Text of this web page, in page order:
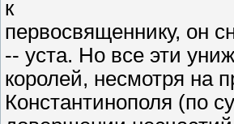
к
первосвященнику, он
-- уста. Но все эти
королей, несмотря на
Константинополя (по